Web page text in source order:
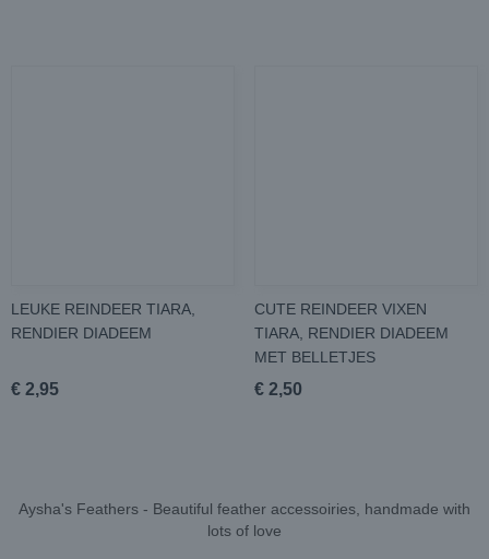
LEUKE REINDEER TIARA,
RENDIER DIADEEM
€ 2,95
CUTE REINDEER VIXEN
TIARA, RENDIER DIADEEM
MET BELLETJES
€ 2,50
Aysha's Feathers - Beautiful feather accessoiries, handmade with
lots of love